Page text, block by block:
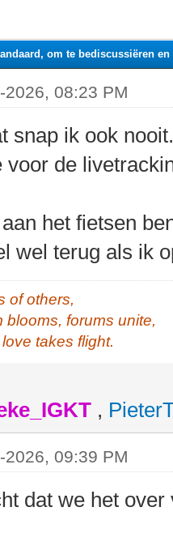
om te bediscussiëren en
2026, 08:23 PM
snap ik ook
voor de
het fietsen
wel terug als ik
of others,
blooms, forums unite,
takes flight.
,
2026, 09:39 PM
dat we het